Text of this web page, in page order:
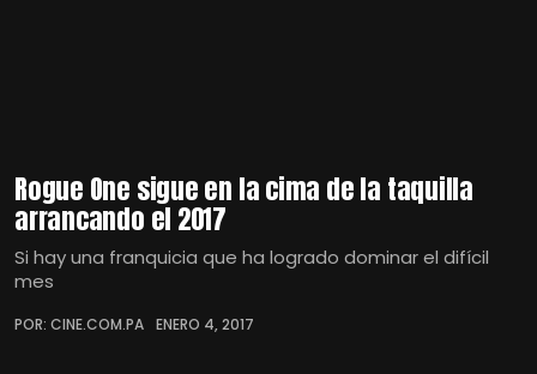
Rogue One sigue en la cima de la taquilla
arrancando el 2017
Si hay una franquicia que ha logrado dominar el difícil
mes
POR: CINE.COM.PA ENERO 4, 2017